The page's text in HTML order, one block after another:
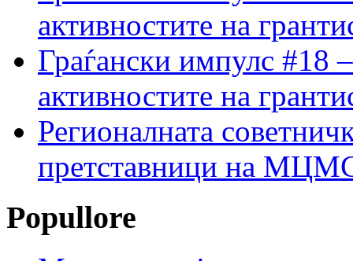
активностите на
Граѓански импулс #18
активностите на
Регионалната
претставници на МЦМС
Popullore